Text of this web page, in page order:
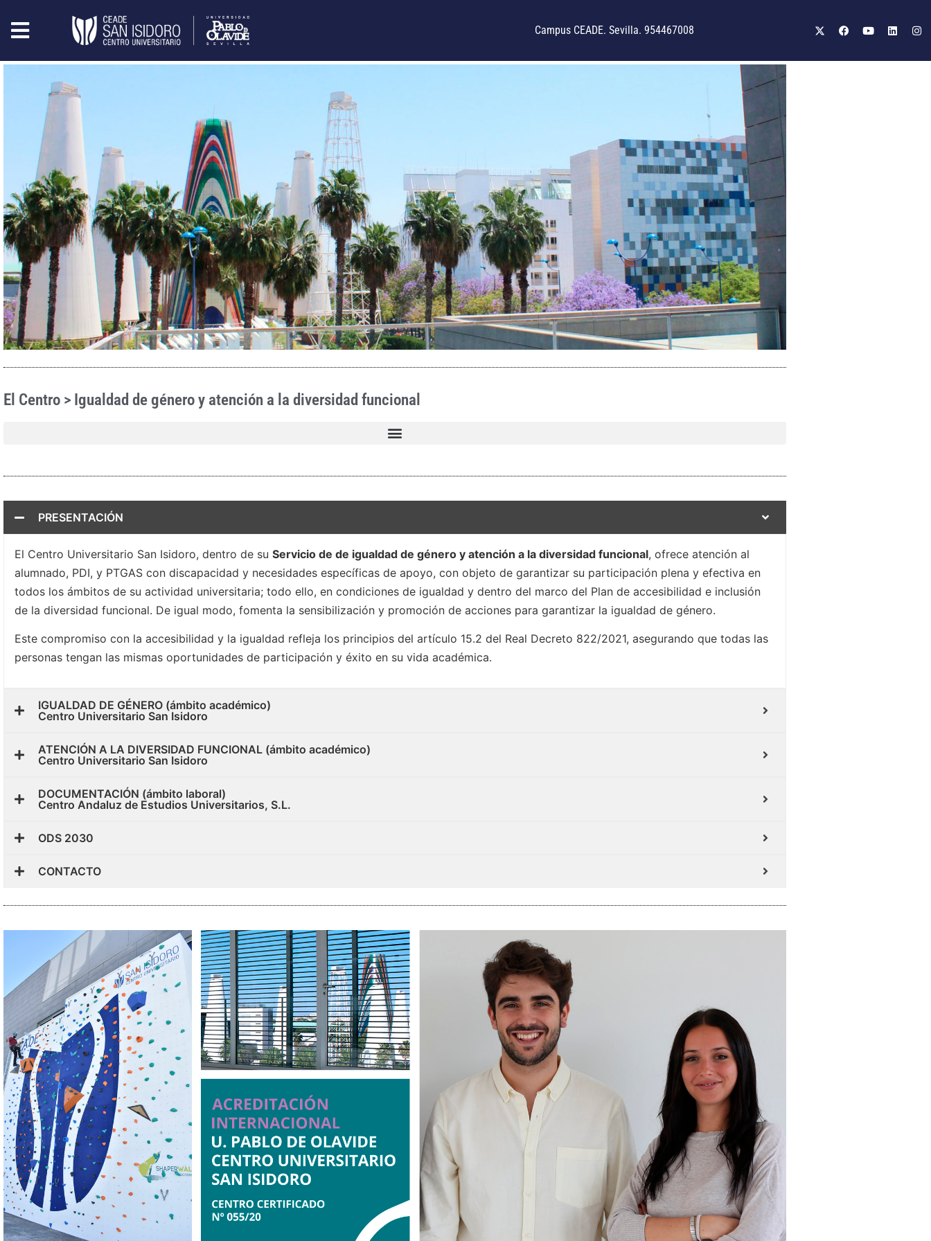
Campus CEADE. Sevilla. 954467008
El Centro > Igualdad de género y atención a la diversidad funcional
PRESENTACIÓN
El Centro Universitario San Isidoro, dentro de su Servicio de de igualdad de género y atención a la diversidad funcional, ofrece atención al
alumnado, PDI, y PTGAS con discapacidad y necesidades específicas de apoyo, con objeto de garantizar su participación plena y efectiva en
todos los ámbitos de su actividad universitaria; todo ello, en condiciones de igualdad y dentro del marco del Plan de accesibilidad e inclusión
de la diversidad funcional. De igual modo, fomenta la sensibilización y promoción de acciones para garantizar la igualdad de género.
Este compromiso con la accesibilidad y la igualdad refleja los principios del artículo 15.2 del Real Decreto 822/2021, asegurando que todas las
personas tengan las mismas oportunidades de participación y éxito en su vida académica.
IGUALDAD DE GÉNERO (ámbito académico)
Centro Universitario San Isidoro
ATENCIÓN A LA DIVERSIDAD FUNCIONAL (ámbito académico)
Centro Universitario San Isidoro
DOCUMENTACIÓN (ámbito laboral)
Centro Andaluz de Estudios Universitarios, S.L.
ODS 2030
CONTACTO